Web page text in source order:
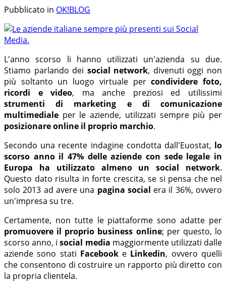
Pubblicato in OK!BLOG
L'anno scorso li hanno utilizzati un'azienda su due.
Stiamo parlando dei social network, divenuti oggi non
più soltanto un luogo virtuale percondividere foto,
ricordi e video, ma anche preziosi ed utilissimi
strumenti di marketing e di comunicazione
multimediale per le aziende, utilizzati sempre più per
posizionare online il proprio marchio.
Secondo una recente indagine condotta dall'Euostat, lo
scorso anno il 47% delle aziende con sede legale in
Europa ha utilizzato almeno un social network.
Questo dato risulta in forte crescita, se si pensa che nel
solo 2013 ad avere una pagina social era il 36%, ovvero
un'impresa su tre.
Certamente, non tutte le piattaforme sono adatte per
promuovere il proprio business online; per questo, lo
scorso anno, isocial media maggiormente utilizzati dalle
aziende sono stati Facebooke Linkedin, ovvero quelli
che consentono di costruire un rapporto più diretto con
la propria clientela.